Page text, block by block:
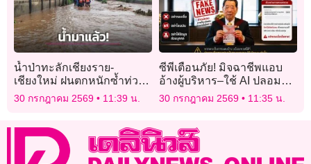
น้ำป่าทะลักเชียงราย-
เชียงใหม่ ฝนตกหนักซ้ำท่วม
บ้านเรือน-ถนนหลายสาย เร่ง
ช่วยเหลือด่วน!
30 กรกฎาคม 2569 11:39 น.
ซีพีเตือนภัย! มิจฉาชีพแอบ
อ้างผู้บริหาร–ใช้ AI ปลอม
ภาพและวิดีโอ หลอกลงทุน
30 กรกฎาคม 2569 11:35 น.